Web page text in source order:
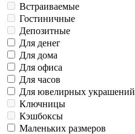
Встраиваемые
Гостиничные
Депозитные
Для денег
Для дома
Для офиса
Для часов
Для ювелирных украшений
Ключницы
Кэшбоксы
Маленьких размеров